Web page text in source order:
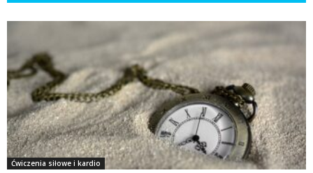
Ćwiczenia siłowe i kardio